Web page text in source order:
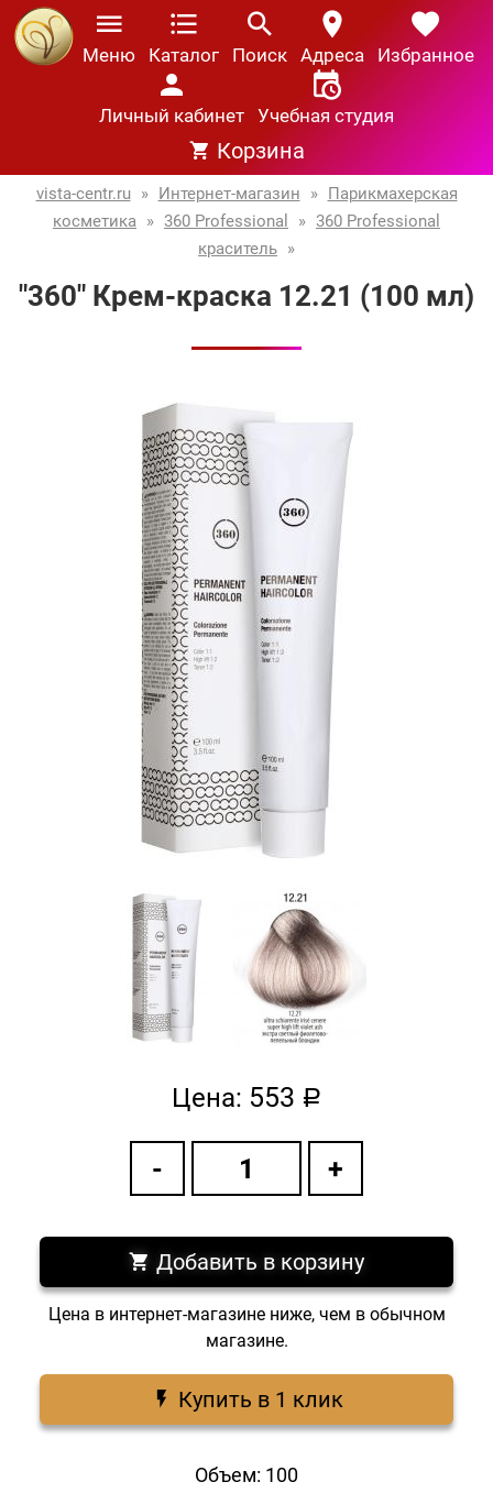
Меню Каталог Поиск Адреса Избранное
Личный кабинет Учебная студия
Корзина
vista-centr.ru » Интернет-магазин » Парикмахерская
косметика » 360 Professional » 360 Professional
краситель »
"360" Крем-краска 12.21 (100 мл)
Цена: 553 a
Добавить в корзину
Цена в интернет-магазине ниже, чем в обычном
магазине.
Купить в 1 клик
Объем: 100